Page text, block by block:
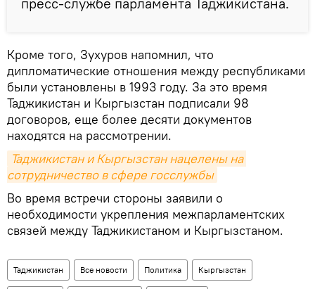
Кроме того, Зухуров напомнил, что
дипломатические отношения между республиками
были установлены в 1993 году. За это время
Таджикистан и Кыргызстан подписали 98
договоров, еще более десяти документов
находятся на рассмотрении.
Таджикистан и Кыргызстан нацелены на
сотрудничество в сфере госслужбы
Во время встречи стороны заявили о
необходимости укрепления межпарламентских
связей между Таджикистаном и Кыргызстаном.
Таджикистан Все новости Политика Кыргызстан